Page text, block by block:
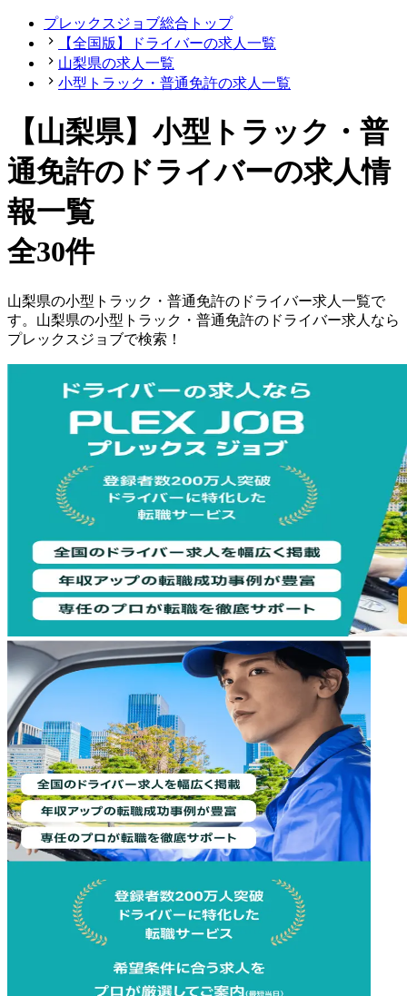
プレックスジョブ総合トップ
【全国版】ドライバーの求人一覧
山梨県の求人一覧
小型トラック・普通免許の求人一覧
【山梨県】小型トラック・普
通免許のドライバーの求人情
報一覧
全30件
山梨県の小型トラック・普通免許の ドライバー求人一覧で
す。 山梨県の小型トラック・普通免許の ドライバー求人なら
プレックスジョブで検索！